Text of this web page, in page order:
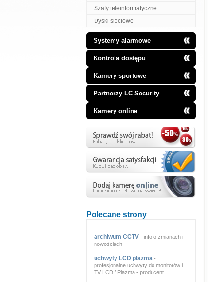
Szafy teleinformatyczne
Dyski sieciowe
Systemy alarmowe
Kontrola dostępu
Kamery sportowe
Partnerzy LC Security
Kamery online
Polecane strony
archiwum CCTV - info o zmianach i
nowościach
uchwyty LCD plazma -
profesjonalne uchwyty do monitorów i
TV LCD / Plazma - producent